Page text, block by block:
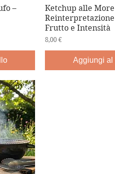
–
Ketchup alle More
Frutto e Intensità
Prezzo
8,00 €
Aggiungi al